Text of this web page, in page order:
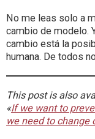
No me leas solo a
cambio de modelo.
cambio está la
humana. De todos
This post is also
«If we want to
we need to change